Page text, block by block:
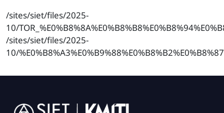
/sites/siet/files/2025-
10/
/sites/siet/files/2025-
10/
Image